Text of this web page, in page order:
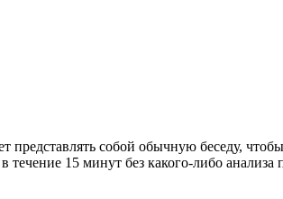
собой обычную беседу,
15 минут без какого-либо